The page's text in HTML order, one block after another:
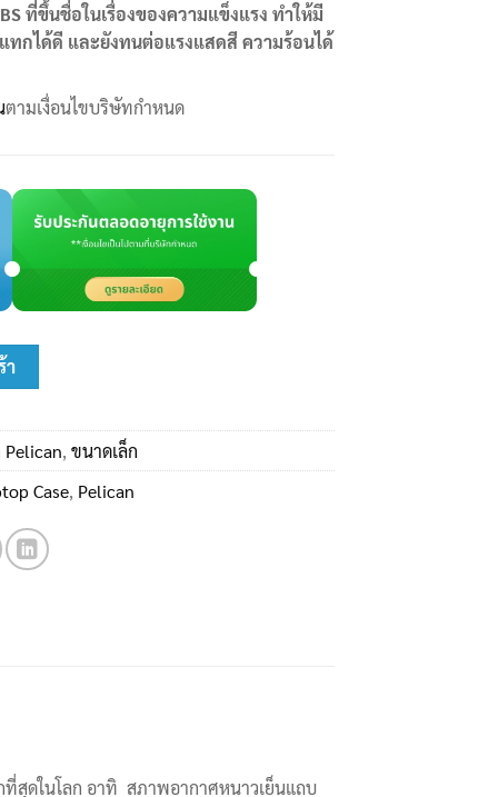
ที่ขึ้นชื่อในเรื่องของความแข็งแรง ทำให้มี
กได้ดี และยังทนต่อแรงแสดสี ความร้อนได้
ตามเงื่อนไขบริษัทกำหนด
ชิ้น
า
, ขนาดเล็ก
Case, Pelican
สุดในโลก อาทิ สภาพอากาศหนาวเย็นแถบ